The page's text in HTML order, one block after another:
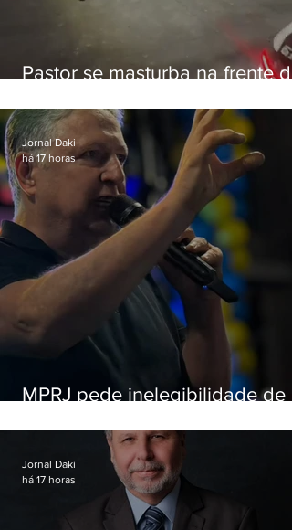
Pastor se masturba na frente de
MPRJ pede inelegibilidade de
Jornal Daki
há 17 horas
Jornal Daki
há 17 horas